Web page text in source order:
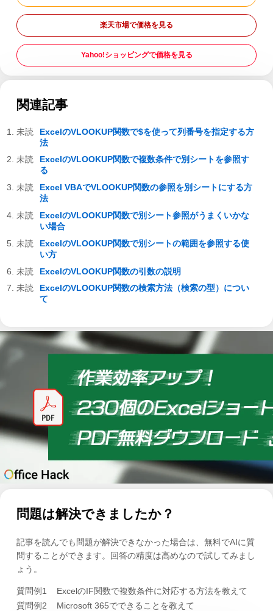
楽天市場で価格を見る
Yahoo!ショッピングで価格を見る
関連記事
ExcelのVLOOKUP関数で$を使って列番号を指定する方
法
ExcelのVLOOKUP関数で複数条件で別シートを参照す
る
Excel VBAでVLOOKUP関数の参照を別シートにする方
法
ExcelのVLOOKUP関数で別シート参照がうまくいかな
い場合
ExcelのVLOOKUP関数で別シートの範囲を参照する使
い方
ExcelのVLOOKUP関数の引数の説明
ExcelのVLOOKUP関数の検索方法（検索の型）につい
て
問題は解決できましたか？
記事を読んでも問題が解決できなかった場合は、無料でAIに質
問することができます。回答の精度は高めなので試してみまし
ょう。
質問例1
ExcelのIF関数で複数条件に対応する方法を教えて
質問例2
Microsoft 365でできることを教えて